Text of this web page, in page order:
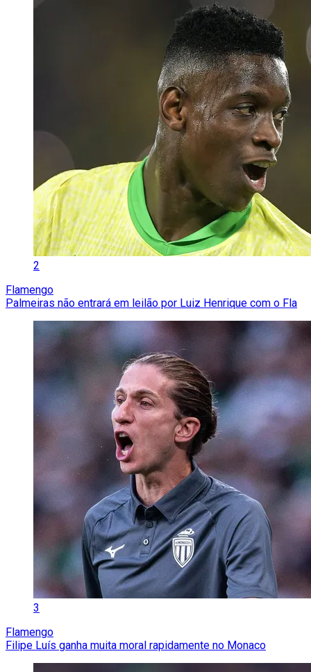
2
Flamengo
Palmeiras não entrará em leilão por Luiz Henrique com o Fla
3
Flamengo
Filipe Luís ganha muita moral rapidamente no Monaco